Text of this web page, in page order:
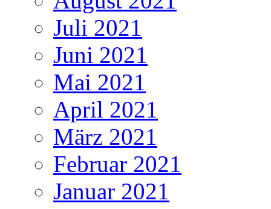
Juli 2021
Juni 2021
Mai 2021
April 2021
März 2021
Februar 2021
Januar 2021